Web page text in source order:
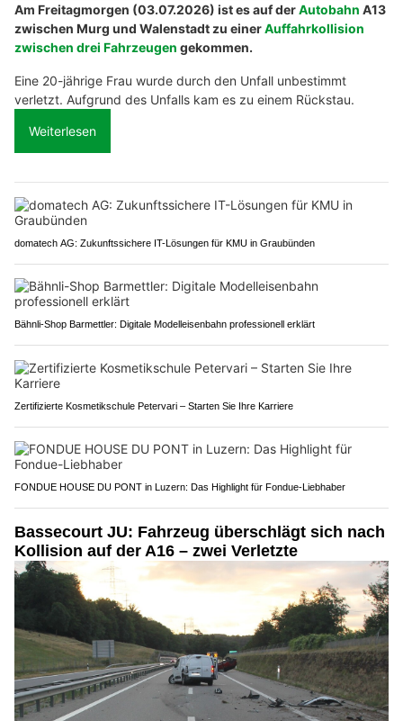
Am Freitagmorgen (03.07.2026) ist es auf derAutobahn A13
zwischen Murg und Walenstadt zu einerAuffahrkollision
zwischen drei Fahrzeugen gekommen.
Eine 20-jährige Frau wurde durch den Unfall unbestimmt
verletzt. Aufgrund des Unfalls kam es zu einem Rückstau.
Weiterlesen
domatech AG: Zukunftssichere IT-Lösungen für KMU in Graubünden
Bähnli-Shop Barmettler: Digitale Modelleisenbahn professionell erklärt
Zertifizierte Kosmetikschule Petervari – Starten Sie Ihre Karriere
FONDUE HOUSE DU PONT in Luzern: Das Highlight für Fondue-Liebhaber
Bassecourt JU: Fahrzeug überschlägt sich nach
Kollision auf der A16 – zwei Verletzte